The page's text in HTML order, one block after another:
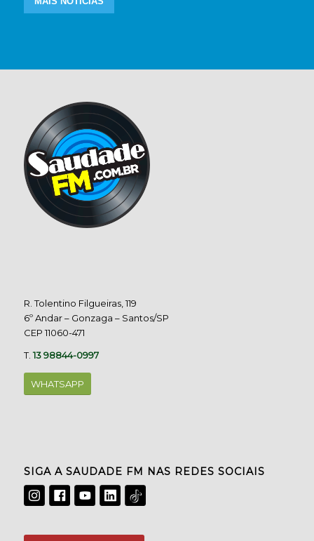
R. Tolentino Filgueiras, 119
6º Andar – Gonzaga – Santos/SP
CEP 11060-471
T.13 98844-0997
WHATSAPP
SIGA A SAUDADE FM NAS REDES SOCIAIS